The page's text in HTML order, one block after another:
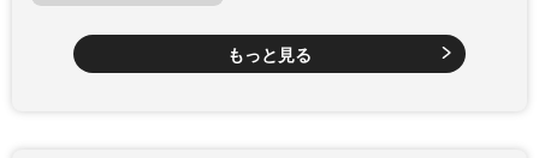
もっと見る